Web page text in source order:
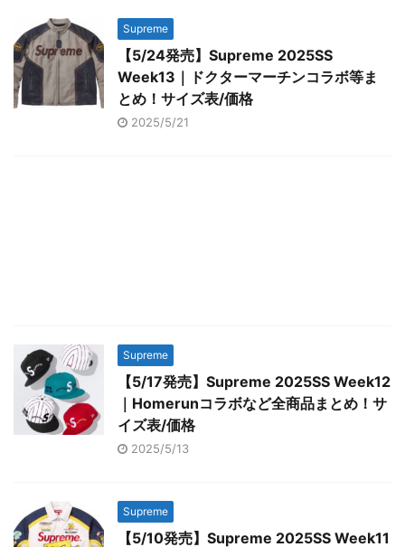
Supreme
【5/24発売】Supreme 2025SS
Week13｜ドクターマーチンコラボ等ま
とめ！サイズ表/価格
2025/5/21
Supreme
【5/17発売】Supreme 2025SS Week12
｜Homerunコラボなど全商品まとめ！サ
イズ表/価格
2025/5/13
Supreme
【5/10発売】Supreme 2025SS Week11